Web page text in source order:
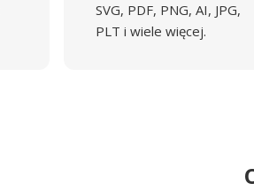
SVG, PDF, PNG, AI, JPG,
PLT i wiele więcej.